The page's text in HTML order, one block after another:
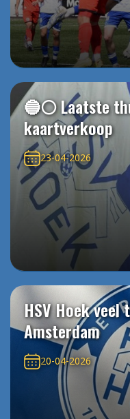
🔵⚪️ Laatste
kaartverkoop
23-04-2026
HSV Hoek veel
Amsterdam
20-04-2026